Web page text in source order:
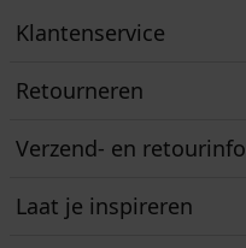
Klantenservice
Retourneren
Verzend- en
Laat je inspireren